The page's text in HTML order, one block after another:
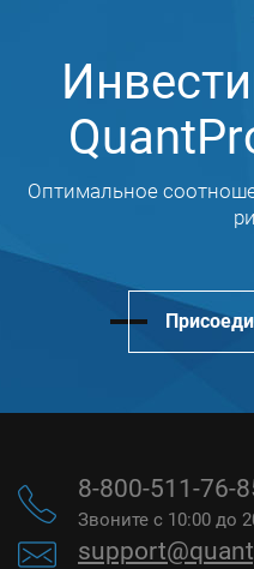
Оптимальное
8-800-511-76-
Звоните с 10:00 до